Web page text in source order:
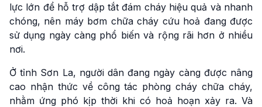
lực lớn để hỗ trợ dập tắt đám cháy hiệu quả và nhanh
chóng, nên máy bơm chữa cháy cứu hoả đang được
sử dụng ngày càng phổ biến và rộng rãi hơn ở nhiều
nơi.
Ở tỉnh Sơn La, người dân đang ngày càng được nâng
cao nhận thức về công tác phòng cháy chữa cháy,
nhằm ứng phó kịp thời khi có hoả hoạn xảy ra. Và